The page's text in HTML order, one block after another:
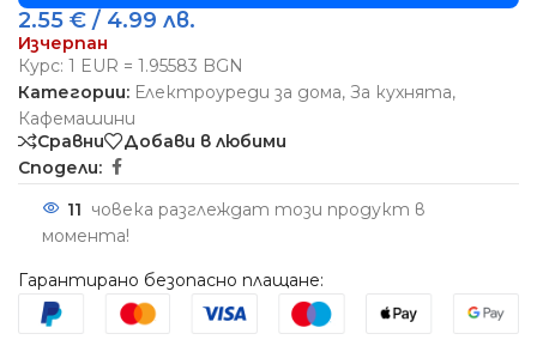
2.55 € / 4.99 лв.
Изчерпан
Курс: 1 EUR = 1.95583 BGN
Категории: Електроуреди за дома, За кухнята,
Кафемашини
Сравни
Добави в любими
Сподели:
11 човека разглеждат този продукт в
момента!
Гарантирано безопасно плащане: